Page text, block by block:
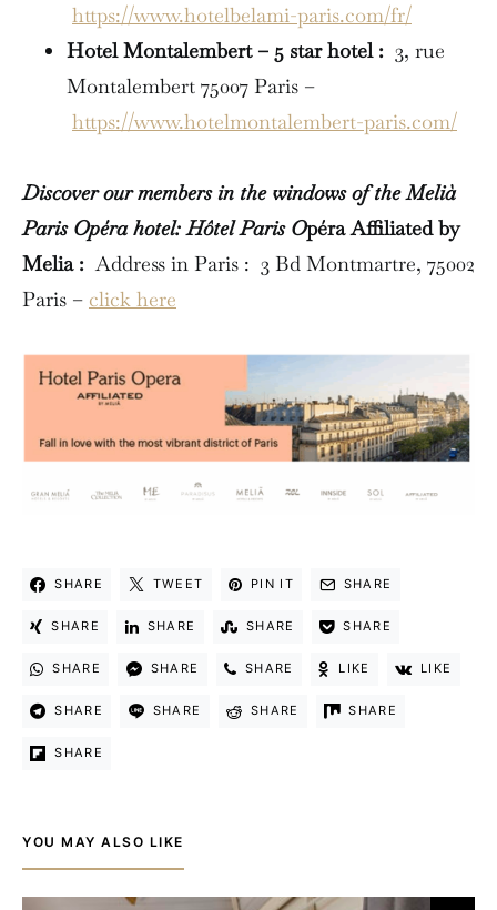
https://www.hotelbelami-paris.com/fr/
Hotel Montalembert – 5 star hotel : 3, rue
Montalembert 75007 Paris –
https://www.hotelmontalembert-paris.com/
Discover our members in the windows of the Melià
Paris Opéra hotel: Hôtel Paris Opéra Affiliated by
Melia :Address in Paris : 3 Bd Montmartre, 75002
Paris – click here
SHARE TWEET PIN IT SHARE
SHARE SHARE SHARE SHARE
SHARE SHARE SHARE LIKE LIKE
SHARE SHARE SHARE SHARE
SHARE
YOU MAY ALSO LIKE